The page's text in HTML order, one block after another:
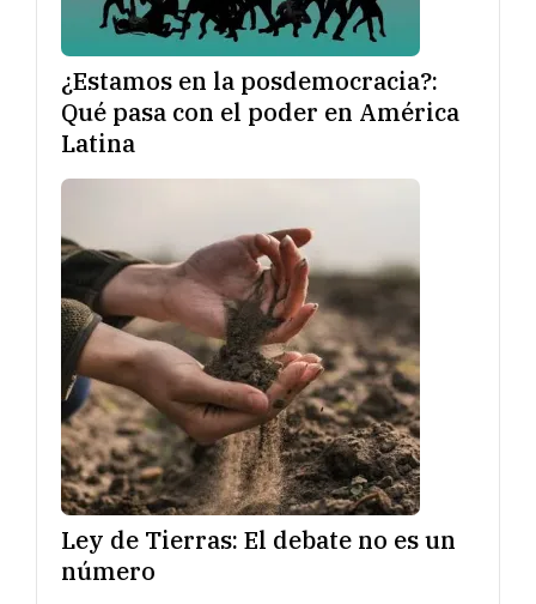
¿Estamos en la posdemocracia?:
Qué pasa con el poder en América
Latina
Ley de Tierras: El debate no es un
número